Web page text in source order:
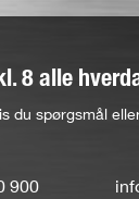
8 alle
du spørgsmål
900